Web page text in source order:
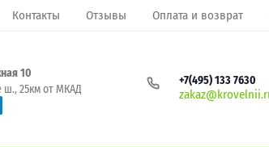
Контакты Отзывы Оплата и возврат
10
ш., 25км от МКАД
+7(495) 133 7630